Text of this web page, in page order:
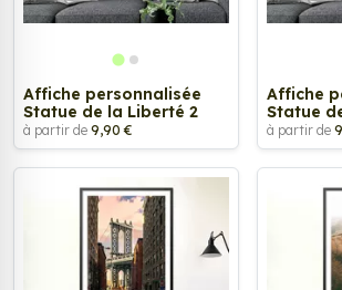
Affiche personnalisée
Statue de la Liberté 2
à partir de 9,90 €
Affiche
Statue
à partir de